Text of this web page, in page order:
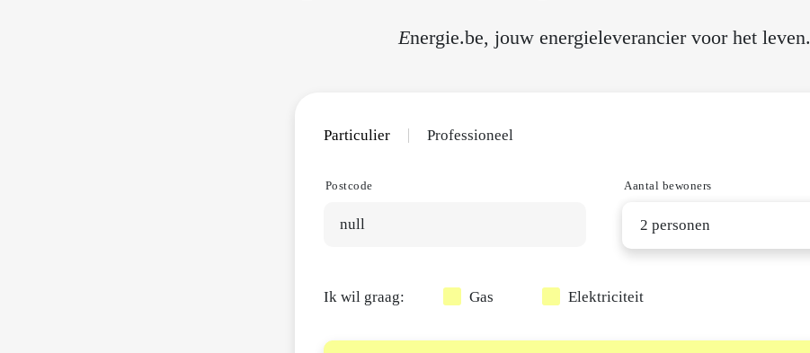
Energie.be, jouw energieleverancier voor het leven.
Particulier Professioneel
Postcode Aantal bewoners
2 personen
Ik wil graag: Gas Elektriciteit